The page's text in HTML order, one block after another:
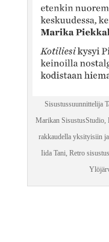
Sisustussuunnittelija
Marikan SisustusStudio,
rakkaudella yksityisiin
Iida Tani, Retro